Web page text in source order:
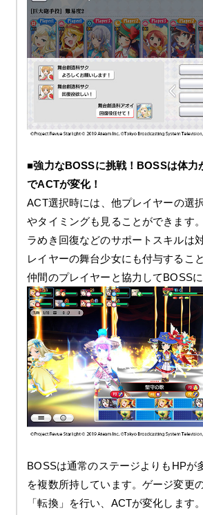
■強力なBOSSに挑戦！BOSSは体力
でACTが変化！
ACT選択時には、他プレイヤーの選
やタイミングも見ることができます
ラめき回復などのサポートスキルは
レイヤーの舞台少女にも付与するこ
仲間のプレイヤーと協力してBOSSに
BOSSは通常のステージよりもHPが
を複数所持しています。ゲージ変更
「転換」を行い、ACTが変化します